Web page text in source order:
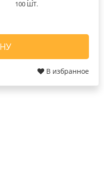
100 ШТ.
В избранное